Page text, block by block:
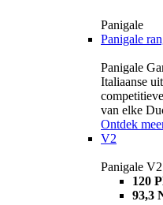
Panigale
Panigale
Panigale
Italiaanse
van elke
Ontdek
V2
Panigale V2
120
93,3